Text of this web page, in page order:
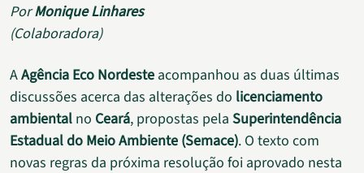
PorMonique Linhares
(Colaboradora)
AAgência Eco Nordeste acompanhou as duas últimas
discussões acerca das alterações do licenciamento
ambiental no Ceará, propostas pela Superintendência
Estadual do Meio Ambiente (Semace). O texto com
novas regras da próxima resolução foi aprovado nesta